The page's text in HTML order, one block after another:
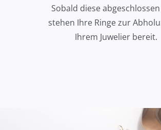
Sobald diese
stehen Ihre Ringe zur
Ihrem Juwelier bereit.